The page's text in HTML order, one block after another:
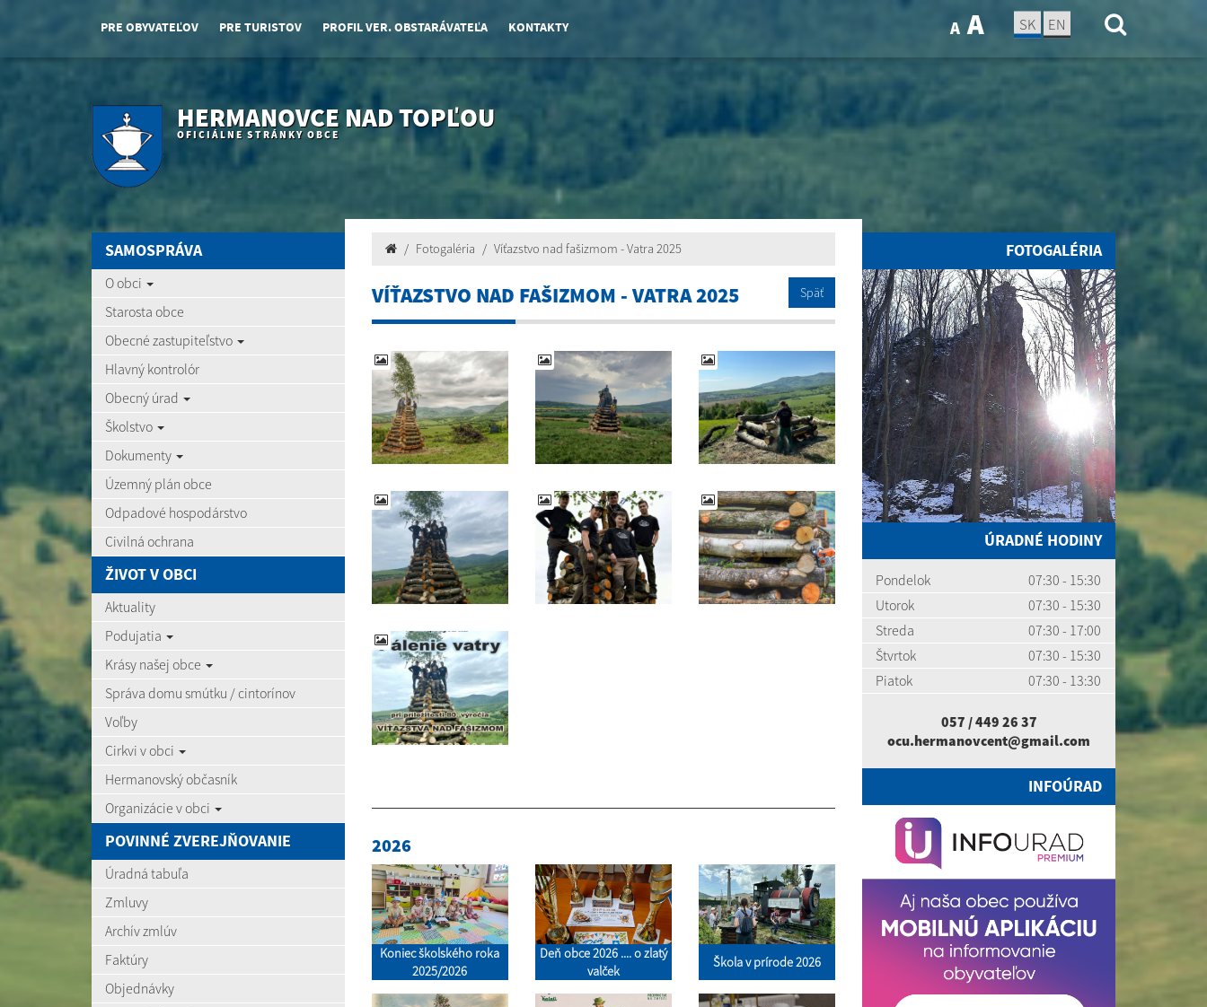
PRE OBYVATEĽOV PRE TURISTOV PROFIL VER. OBSTARÁVATEĽA KONTAKTY A A SK EN
HERMANOVCE NAD TOPĽOU
OFICIÁLNE STRÁNKY OBCE
SAMOSPRÁVA
O obci
Starosta obce
Obecné zastupiteľstvo
Hlavný kontrolór
Obecný úrad
Školstvo
Dokumenty
Územný plán obce
Odpadové hospodárstvo
Civilná ochrana
ŽIVOT V OBCI
Aktuality
Podujatia
Krásy našej obce
Správa domu smútku / cintorínov
Voľby
Cirkvi v obci
Hermanovský občasník
Organizácie v obci
POVINNÉ ZVEREJŇOVANIE
Úradná tabuľa
Zmluvy
Archív zmlúv
Faktúry
Objednávky
Fotogaléria Víťazstvo nad fašizmom - Vatra 2025
VÍŤAZSTVO NAD FAŠIZMOM - VATRA 2025 Späť
2026
Koniec školského roka
2025/2026
Deň obce 2026 .... o zlatý
valček
Škola v prírode 2026
FOTOGALÉRIA
ÚRADNÉ HODINY
Pondelok
07:30 - 15:30
Utorok
07:30 - 15:30
Streda
07:30 - 17:00
Štvrtok
07:30 - 15:30
Piatok
07:30 - 13:30
057 / 449 26 37
ocu.hermanovcent@gmail.com
INFOÚRAD